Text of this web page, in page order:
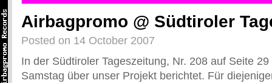
Airbagpromo @ Südtiroler
Posted on 14 October 2007
In der Südtiroler Tageszeitung, Nr. 208 auf Seite
Samstag über unser Projekt berichtet. Für